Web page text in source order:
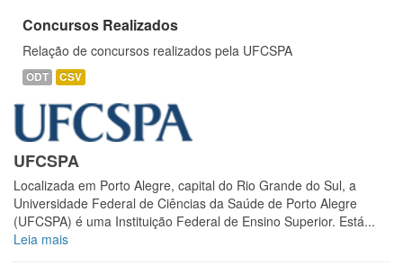
Concursos Realizados
Relação de concursos realizados pela UFCSPA
ODT CSV
UFCSPA
Localizada em Porto Alegre, capital do Rio Grande do Sul, a
Universidade Federal de Ciências da Saúde de Porto Alegre
(UFCSPA) é uma Instituição Federal de Ensino Superior. Está...
Leia mais